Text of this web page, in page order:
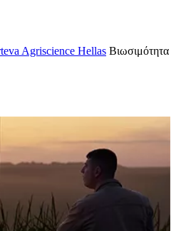
Agriscience Hellas Βιωσιμότητα